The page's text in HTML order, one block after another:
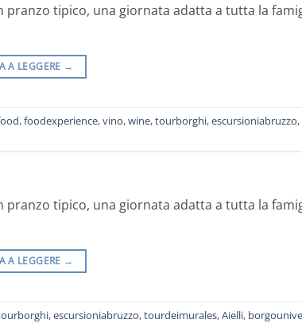
tipico, una giornata adatta a tutta la
A LEGGERE →
,foodexperience,vino,wine,tourborghi,escursioniabruzzo,
tipico, una giornata adatta a tutta la
A LEGGERE →
,escursioniabruzzo,tourdeimurales,Aielli,